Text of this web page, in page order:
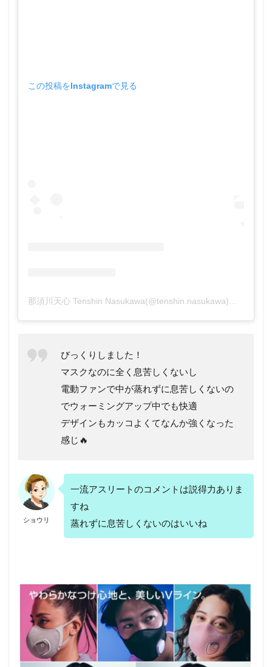
この投稿をInstagramで見る
びっくりしました！
マスクなのに全く息苦しくないし
電動ファンで中が蒸れずに息苦しくないの
でウォーミングアップ中でも快適
デザインもカッコよくてなんか強くなった
感じ🔥
ショウリ
一流アスリートのコメントは説得力ありま
すね
蒸れずに息苦しくないのはいいね